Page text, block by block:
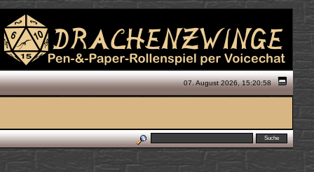
07. August 2026, 15:20:58